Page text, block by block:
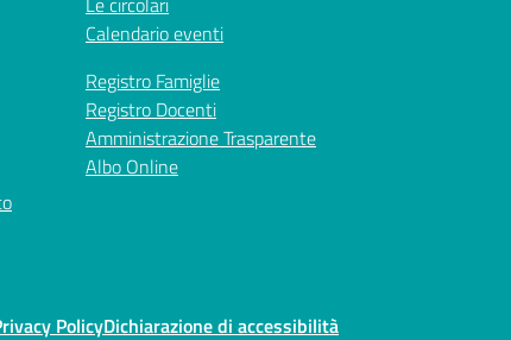
Calendario eventi
Registro Famiglie
Registro Docenti
Amministrazione Trasparente
Albo Online
PolicyDichiarazione di accessibilità